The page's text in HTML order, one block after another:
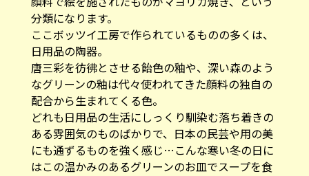
分類になります。
ここボッツイ工房で作られているものの多くは、
日用品の陶器。
唐三彩を彷彿とさせる飴色の釉や、深い森のよう
なグリーンの釉は代々使われてきた顔料の独自の
配合から生まれてくる色。
どれも日用品の生活にしっくり馴染む落ち着きの
ある雰囲気のものばかりで、日本の民芸や用の美
にも通ずるものを強く感じ…こんな寒い冬の日に
はこの温かみのあるグリーンのお皿でスープを食